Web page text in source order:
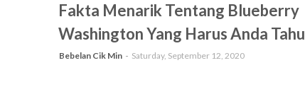
Fakta Menarik Tentang Blueberry
Washington Yang Harus Anda Tahu
Bebelan Cik Min Saturday, September 12, 2020